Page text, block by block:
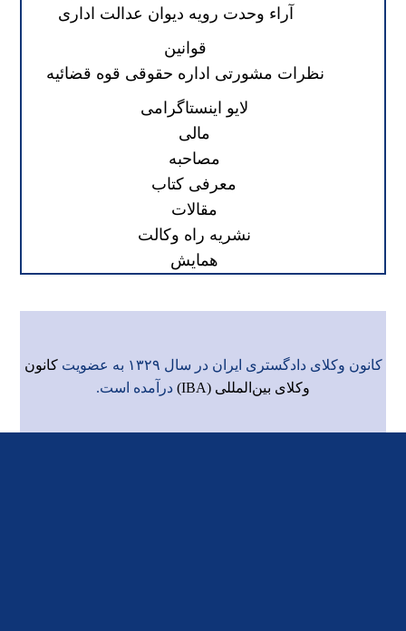
آراء وحدت رویه دیوان عدالت اداری
قوانین
نظرات مشورتی اداره حقوقی قوه قضائیه
لایو اینستاگرامی
مالی
مصاحبه
معرفی کتاب
مقالات
نشریه راه وکالت
همایش
کانون وکلای دادگستری ایران در سال ۱۳۲۹ به عضویت
کانون
وکلای بین‌المللی (IBA)
درآمده است.